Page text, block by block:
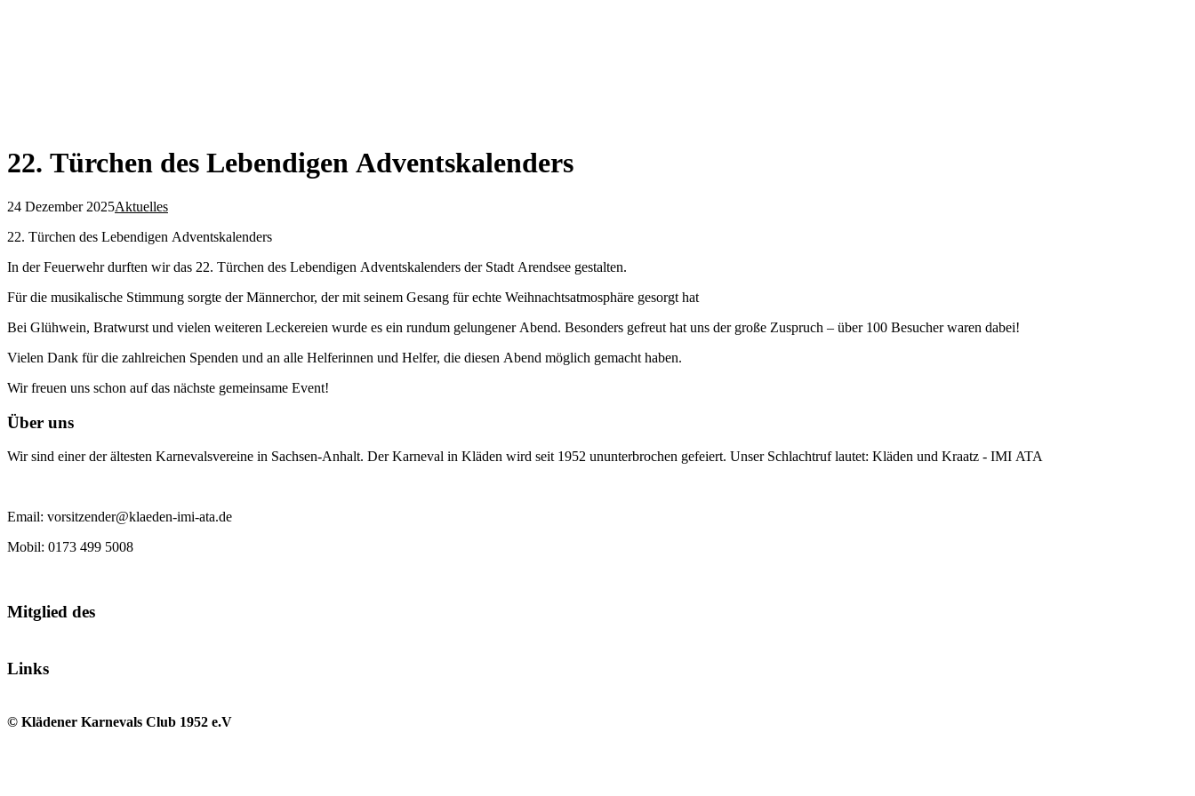
22. Türchen des Lebendigen Adventskalenders
24 Dezember 2025Aktuelles
22. Türchen des Lebendigen Adventskalenders
In der Feuerwehr durften wir das 22. Türchen des Lebendigen Adventskalenders der Stadt Arendsee gestalten.
Für die musikalische Stimmung sorgte der Männerchor, der mit seinem Gesang für echte Weihnachtsatmosphäre gesorgt hat
Bei Glühwein, Bratwurst und vielen weiteren Leckereien wurde es ein rundum gelungener Abend. Besonders gefreut hat uns der große Zuspruch – über 100 Besucher waren dabei!
Vielen Dank für die zahlreichen Spenden und an alle Helferinnen und Helfer, die diesen Abend möglich gemacht haben.
Wir freuen uns schon auf das nächste gemeinsame Event!
Über uns
Wir sind einer der ältesten Karnevalsvereine in Sachsen-Anhalt. Der Karneval in Kläden wird seit 1952 ununterbrochen gefeiert. Unser Schlachtruf lautet: Kläden und Kraatz - IMI ATA
Email: vorsitzender@klaeden-imi-ata.de
Mobil: 0173 499 5008
Mitglied des
Links
© Klädener Karnevals Club 1952 e.V